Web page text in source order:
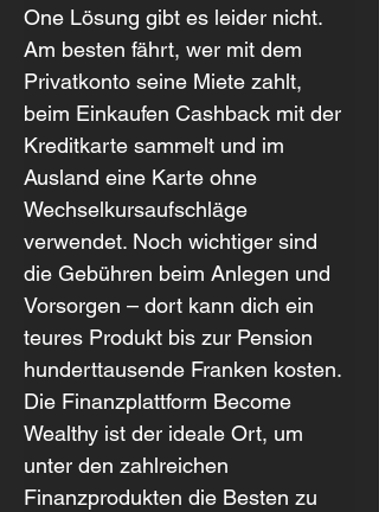
One Lösung gibt es leider nicht.
Am besten fährt, wer mit dem
Privatkonto seine Miete zahlt,
beim Einkaufen Cashback mit der
Kreditkarte sammelt und im
Ausland eine Karte ohne
Wechselkursaufschläge
verwendet. Noch wichtiger sind
die Gebühren beim Anlegen und
Vorsorgen – dort kann dich ein
teures Produkt bis zur Pension
hunderttausende Franken kosten.
Die Finanzplattform Become
Wealthy ist der ideale Ort, um
unter den zahlreichen
Finanzprodukten die Besten zu